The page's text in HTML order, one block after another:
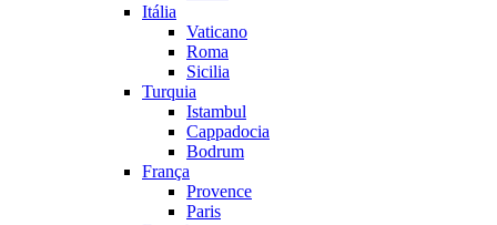
Itália
Vaticano
Roma
Sicilia
Turquia
Istambul
Cappadocia
Bodrum
França
Provence
Paris